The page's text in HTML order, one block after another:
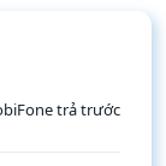
trả trước